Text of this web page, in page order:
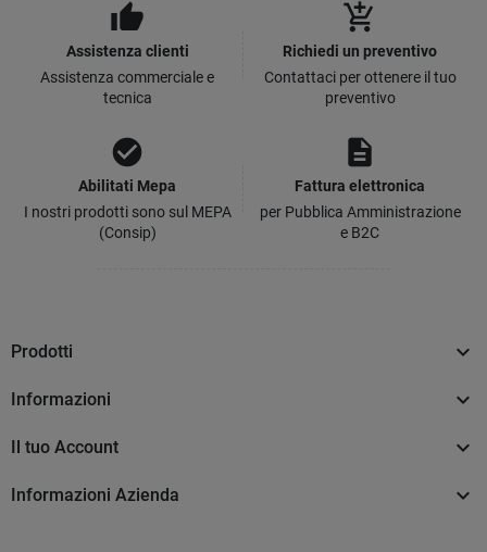
thumb_up
Assistenza clienti
Assistenza commerciale e
tecnica
add_shopping_cart
Richiedi un preventivo
Contattaci per ottenere il tuo
preventivo
check_circle
Abilitati Mepa
I nostri prodotti sono sul MEPA
(Consip)
description
Fattura elettronica
per Pubblica Amministrazione
e B2C
Prodotti 
Informazioni 
Il tuo Account 
Informazioni Azienda 